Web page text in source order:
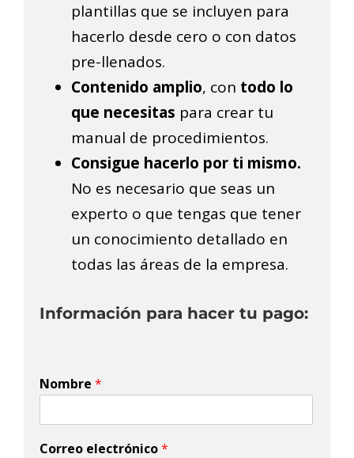
plantillas que se incluyen para
hacerlo desde cero o con datos
pre-llenados.
Contenido amplio, con todo lo
que necesitas para crear tu
manual de procedimientos.
Consigue hacerlo por ti mismo.
No es necesario que seas un
experto o que tengas que tener
un conocimiento detallado en
todas las áreas de la empresa.
Información para hacer tu pago:
Nombre *
Correo electrónico*